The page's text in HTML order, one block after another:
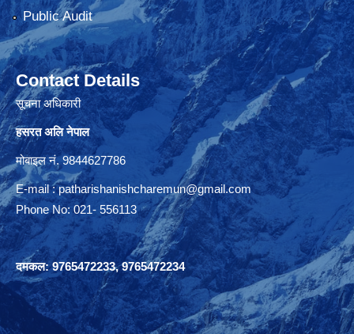
Public Audit
Contact Details
सूचना अधिकारी
हसरत अलि नेपाल
मोबाइल नं. 9844627786
E-mail :patharishanishcharemun@gmail.com
Phone No: 021- 556113
दमकल: 9765472233, 9765472234